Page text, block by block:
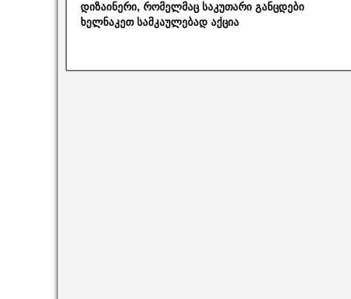
დიზაინერი, რომელმაც საკუთარი განცდები
ხელნაკეთ სამკაულებად აქცია